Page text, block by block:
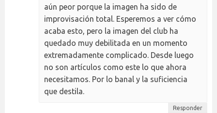
aún peor porque la imagen ha sido de
improvisación total. Esperemos a ver cómo
acaba esto, pero la imagen del club ha
quedado muy debilitada en un momento
extremadamente complicado. Desde luego
no son artículos como este lo que ahora
necesitamos. Por lo banal y la suficiencia
que destila.
Responder